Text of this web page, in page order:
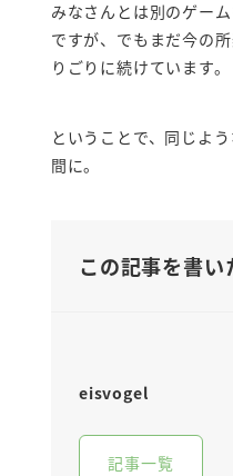
みなさんとは別のゲー
ですが、でもまだ今の
りごりに続けています。
ということで、同じよ
間に。
この記事を書い
eisvogel
記事一覧